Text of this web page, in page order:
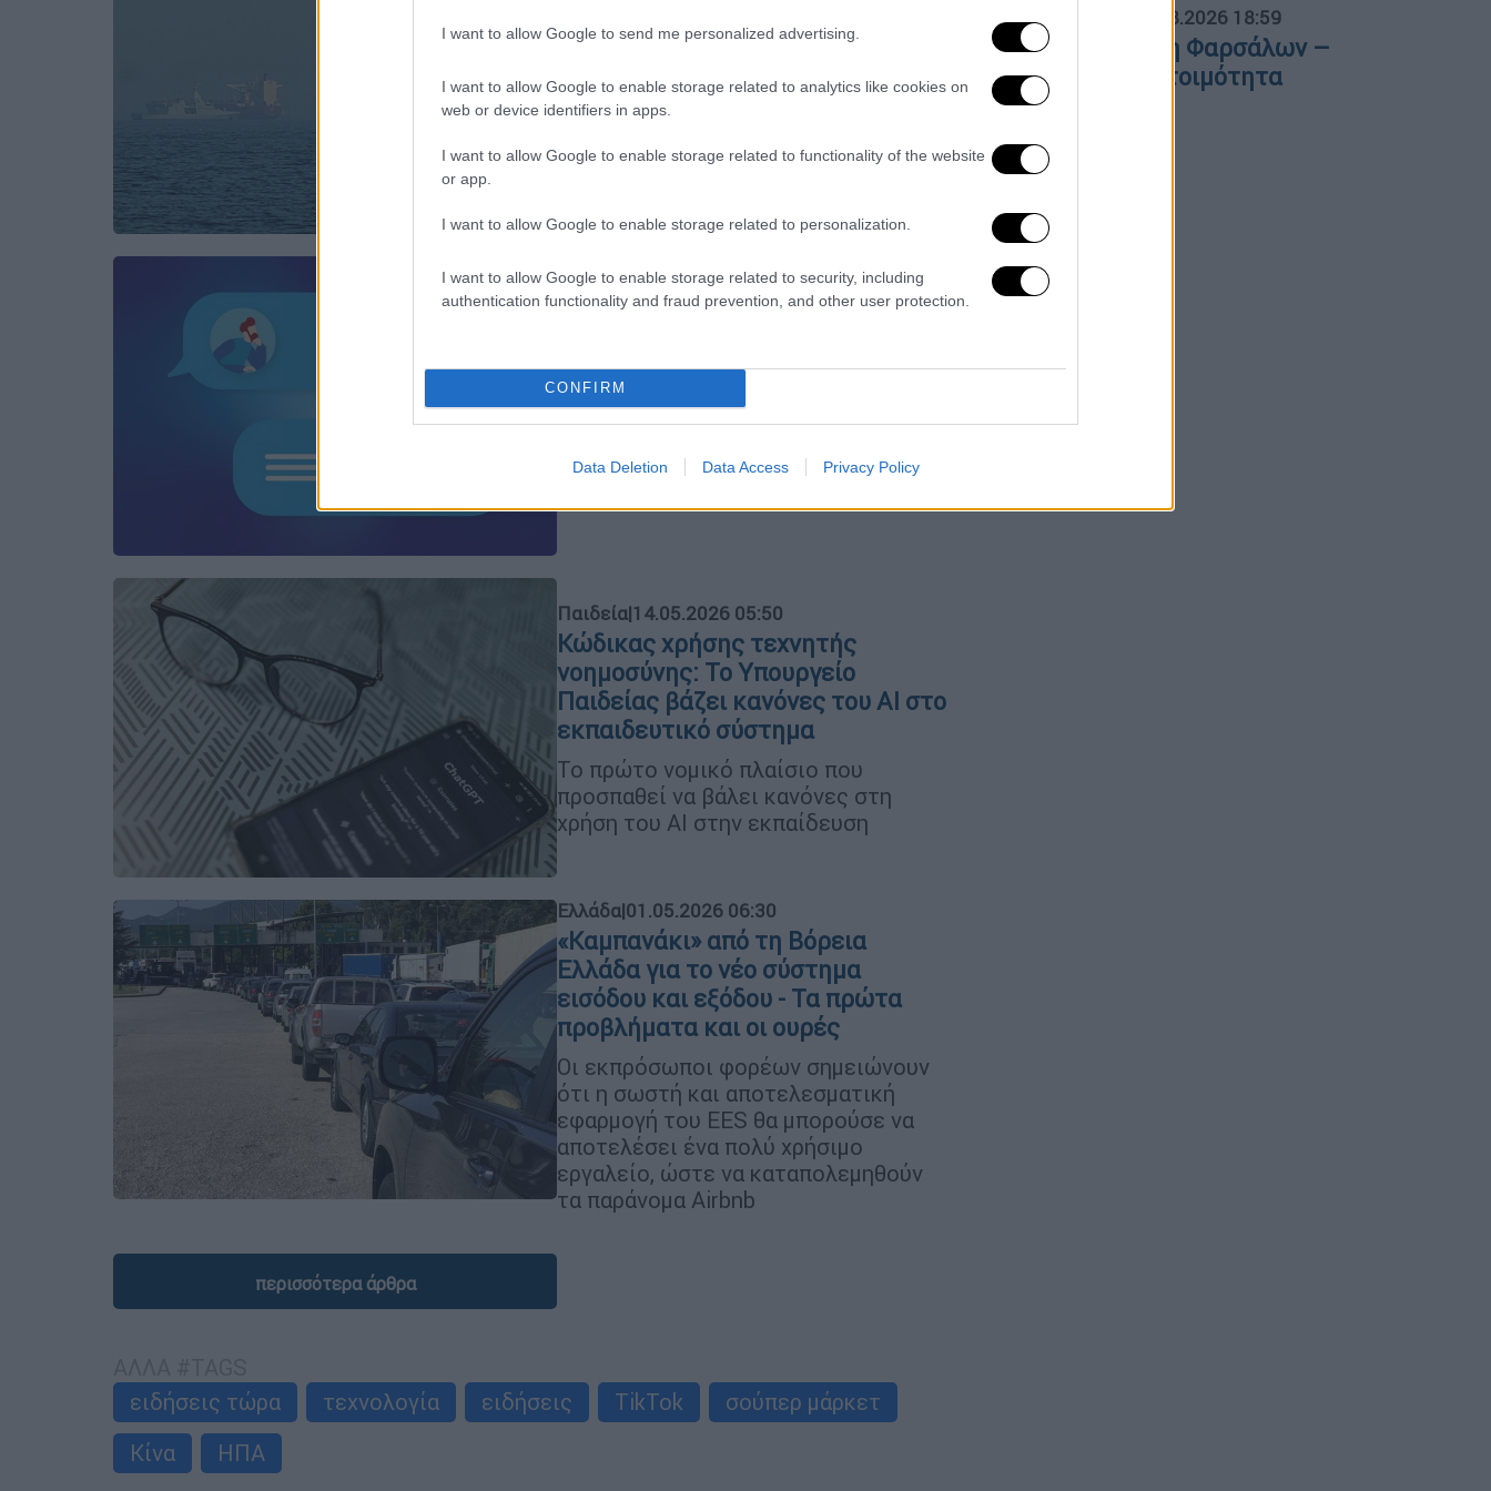
I want to allow Google to send me personalized advertising.
I want to allow Google to enable storage related to analytics like cookies on
web or device identifiers in apps.
I want to allow Google to enable storage related to functionality of the website
or app.
I want to allow Google to enable storage related to personalization.
I want to allow Google to enable storage related to security, including
authentication functionality and fraud prevention, and other user protection.
CONFIRM
Data Deletion Data Access Privacy Policy
συμφωνίας Ιράν - ΗΠΑ: Έγινε η
Τεχεράνη
μετά από δυο μήνες
Ελλάδα|17.05.2026 06:40
επιχειρήσεις ετοιμάζει η
κυβέρνηση - Πώς θα λειτουργεί το
Gov.gr Messenger
Ένα νέο, κεντρικό ψηφιακό κανάλι
Παιδεία|14.05.2026 05:50
Κώδικας χρήσης τεχνητής
νοημοσύνης: Το Υπουργείο
Παιδείας βάζει κανόνες του ΑΙ στο
εκπαιδευτικό σύστημα
Το πρώτο νομικό πλαίσιο που
προσπαθεί να βάλει κανόνες στη
χρήση του ΑΙ στην εκπαίδευση
Ελλάδα|01.05.2026 06:30
«Καμπανάκι» από τη Βόρεια
Ελλάδα για το νέο σύστημα
εισόδου και εξόδου - Τα πρώτα
προβλήματα και οι ουρές
Οι εκπρόσωποι φορέων σημειώνουν
ότι η σωστή και αποτελεσματική
εφαρμογή του EES θα μπορούσε να
αποτελέσει ένα πολύ χρήσιμο
εργαλείο, ώστε να καταπολεμηθούν
τα παράνομα Airbnb
περισσότερα άρθρα
ειδήσεις τώρα
τεχνολογία ειδήσεις TikTok
σούπερ μάρκετ
Κίνα
ΗΠΑ
ΑΠΟΣΠΑΣΜΑΤΑ... 06.08.2026 18:59
Φωτιά στην Κρήνη Φαρσάλων –
Μήνυμα 112 για ετοιμότητα